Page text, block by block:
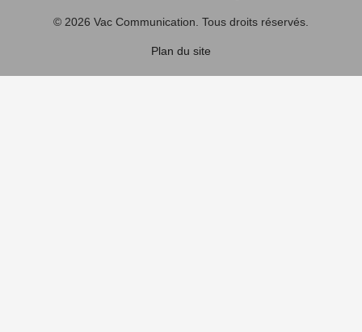
© 2026 Vac Communication. Tous droits réservés.
Plan du site